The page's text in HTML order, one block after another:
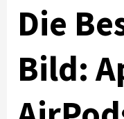
Die
Bild: